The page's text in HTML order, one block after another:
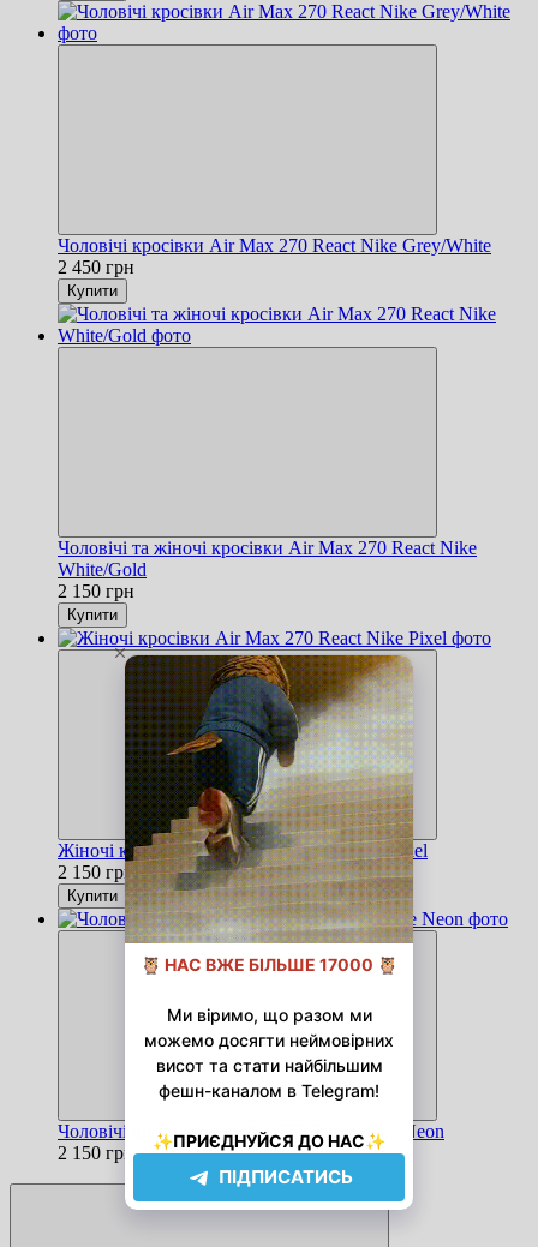
Чоловічі кросівки Air Max 270 React Nike Grey/White
2 450 грн
Купити
Чоловічі та жіночі кросівки Air Max 270 React Nike
White/Gold
2 150 грн
Купити
Жіночі кросівки Air Max 270 React Nike Pixel
2 150 грн
Купити
Чоловічі кросівки Air Max 270 React Nike Neon
2 150 грн